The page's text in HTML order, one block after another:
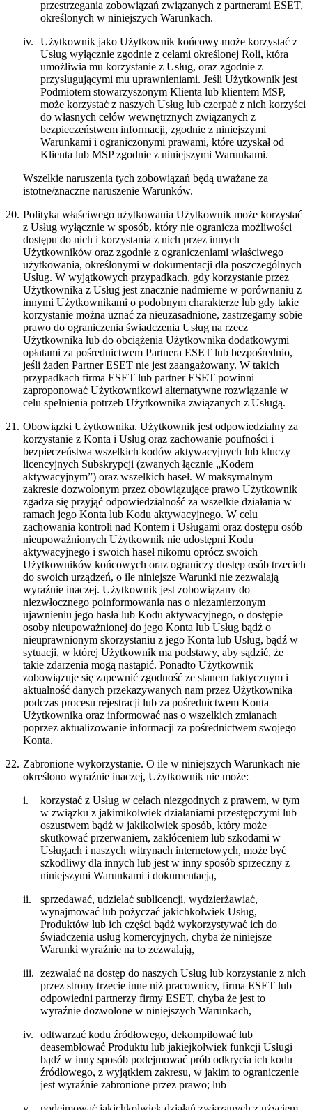
przestrzegania zobowiązań związanych z partnerami ESET,
określonych w niniejszych Warunkach.
iv.
Użytkownik jako Użytkownik końcowy może korzystać z
Usług wyłącznie zgodnie z celami określonej Roli, która
umożliwia mu korzystanie z Usług, oraz zgodnie z
przysługującymi mu uprawnieniami. Jeśli Użytkownik jest
Podmiotem stowarzyszonym Klienta lub klientem MSP,
może korzystać z naszych Usług lub czerpać z nich korzyści
do własnych celów wewnętrznych związanych z
bezpieczeństwem informacji, zgodnie z niniejszymi
Warunkami i ograniczonymi prawami, które uzyskał od
Klienta lub MSP zgodnie z niniejszymi Warunkami.
Wszelkie naruszenia tych zobowiązań będą uważane za
istotne/znaczne naruszenie Warunków.
20. Polityka właściwego użytkowania Użytkownik może korzystać
z Usług wyłącznie w sposób, który nie ogranicza możliwości
dostępu do nich i korzystania z nich przez innych
Użytkowników oraz zgodnie z ograniczeniami właściwego
użytkowania, określonymi w dokumentacji dla poszczególnych
Usług. W wyjątkowych przypadkach, gdy korzystanie przez
Użytkownika z Usług jest znacznie nadmierne w porównaniu z
innymi Użytkownikami o podobnym charakterze lub gdy takie
korzystanie można uznać za nieuzasadnione, zastrzegamy sobie
prawo do ograniczenia świadczenia Usług na rzecz
Użytkownika lub do obciążenia Użytkownika dodatkowymi
opłatami za pośrednictwem Partnera ESET lub bezpośrednio,
jeśli żaden Partner ESET nie jest zaangażowany. W takich
przypadkach firma ESET lub partner ESET powinni
zaproponować Użytkownikowi alternatywne rozwiązanie w
celu spełnienia potrzeb Użytkownika związanych z Usługą.
21. Obowiązki Użytkownika. Użytkownik jest odpowiedzialny za
korzystanie z Konta i Usług oraz zachowanie poufności i
bezpieczeństwa wszelkich kodów aktywacyjnych lub kluczy
licencyjnych Subskrypcji (zwanych łącznie „Kodem
aktywacyjnym”) oraz wszelkich haseł. W maksymalnym
zakresie dozwolonym przez obowiązujące prawo Użytkownik
zgadza się przyjąć odpowiedzialność za wszelkie działania w
ramach jego Konta lub Kodu aktywacyjnego. W celu
zachowania kontroli nad Kontem i Usługami oraz dostępu osób
nieupoważnionych Użytkownik nie udostępni Kodu
aktywacyjnego i swoich haseł nikomu oprócz swoich
Użytkowników końcowych oraz ograniczy dostęp osób trzecich
do swoich urządzeń, o ile niniejsze Warunki nie zezwalają
wyraźnie inaczej. Użytkownik jest zobowiązany do
niezwłocznego poinformowania nas o niezamierzonym
ujawnieniu jego hasła lub Kodu aktywacyjnego, o dostępie
osoby nieupoważnionej do jego Konta lub Usług bądź o
nieuprawnionym skorzystaniu z jego Konta lub Usług, bądź w
sytuacji, w której Użytkownik ma podstawy, aby sądzić, że
takie zdarzenia mogą nastąpić. Ponadto Użytkownik
zobowiązuje się zapewnić zgodność ze stanem faktycznym i
aktualność danych przekazywanych nam przez Użytkownika
podczas procesu rejestracji lub za pośrednictwem Konta
Użytkownika oraz informować nas o wszelkich zmianach
poprzez aktualizowanie informacji za pośrednictwem swojego
Konta.
22. Zabronione wykorzystanie. O ile w niniejszych Warunkach nie
określono wyraźnie inaczej, Użytkownik nie może:
i.
korzystać z Usług w celach niezgodnych z prawem, w tym
w związku z jakimikolwiek działaniami przestępczymi lub
oszustwem bądź w jakikolwiek sposób, który może
skutkować przerwaniem, zakłóceniem lub szkodami w
Usługach i naszych witrynach internetowych, może być
szkodliwy dla innych lub jest w inny sposób sprzeczny z
niniejszymi Warunkami i dokumentacją,
ii.
sprzedawać, udzielać sublicencji, wydzierżawiać,
wynajmować lub pożyczać jakichkolwiek Usług,
Produktów lub ich części bądź wykorzystywać ich do
świadczenia usług komercyjnych, chyba że niniejsze
Warunki wyraźnie na to zezwalają,
iii. zezwalać na dostęp do naszych Usług lub korzystanie z nich
przez strony trzecie inne niż pracownicy, firma ESET lub
odpowiedni partnerzy firmy ESET, chyba że jest to
wyraźnie dozwolone w niniejszych Warunkach,
iv.
odtwarzać kodu źródłowego, dekompilować lub
deasemblować Produktu lub jakiejkolwiek funkcji Usługi
bądź w inny sposób podejmować prób odkrycia ich kodu
źródłowego, z wyjątkiem zakresu, w jakim to ograniczenie
jest wyraźnie zabronione przez prawo; lub